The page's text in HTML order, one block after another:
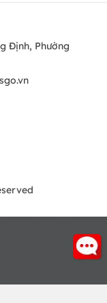
Định, Phường